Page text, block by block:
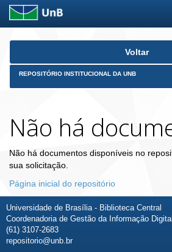
Skip
Voltar
REPOSITÓRIO INSTITUCIONAL DA UNB
Não há
Não há documentos disponíveis no
sua solicitação.
Página inicial do repositório
Universidade de Brasília - Biblioteca Central
Coordenadoria de Gestão da Informação
(61) 3107-2683
repositorio@unb.br